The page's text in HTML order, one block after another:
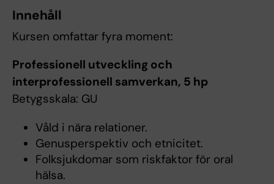
Innehåll
Kursen omfattar fyra moment:
Professionell utveckling och
interprofessionell samverkan, 5 hp
Betygsskala: GU
Våld i nära relationer.
Genusperspektiv och etnicitet.
Folksjukdomar som riskfaktor för oral
hälsa.